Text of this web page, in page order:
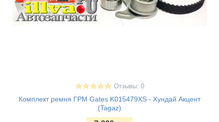
Отзывы: 0
Комплект ремня ГРМ Gates K015479XS - Хундай Акцент
(Tagaz)